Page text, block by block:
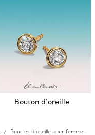
Bouton d’oreille
Boucles d’oreille pour femmes